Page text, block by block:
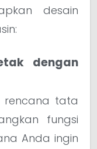
desain
dengan
rencana tata
fungsi
Anda ingin